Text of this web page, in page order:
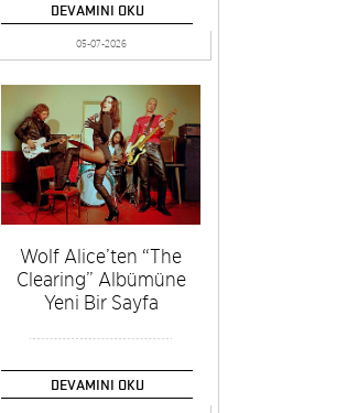
Avrupa Günü
DEVAMINI OKU
05-07-2026
Wolf Alice’ten “The
Clearing” Albümüne
Yeni Bir Sayfa
DEVAMINI OKU